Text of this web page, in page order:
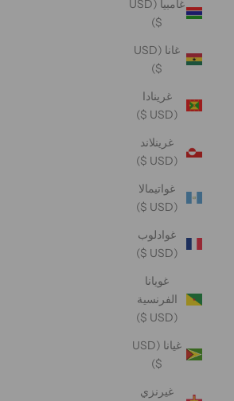
غامبيا (USD
$)
غانا (USD
$)
غرينادا
(USD $)
غرينلاند
(USD $)
غواتيمالا
(USD $)
غوادلوب
(USD $)
غويانا
الفرنسية
(USD $)
غيانا (USD
$)
غيرنزي